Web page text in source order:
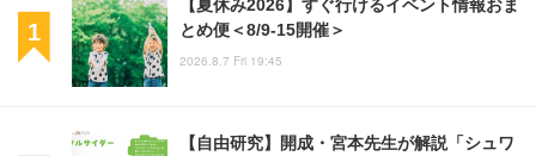
とめ便＜8/9-15開催＞
2026.8.7 Fri 19:45
【自由研究】開成・宮本先生が解説「シュワ